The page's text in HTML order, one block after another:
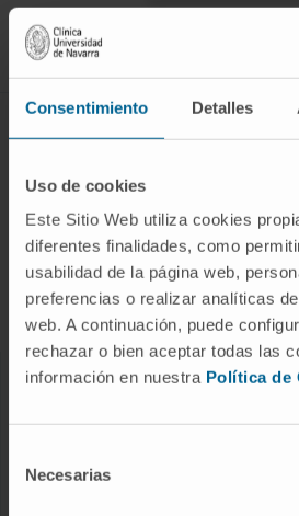
Consentimiento Detalles
Uso de cookies
Este Sitio Web utiliza cookies
diferentes finalidades, como
usabilidad de la página web,
preferencias o realizar analíticas
web. A continuación, puede
rechazar o bien aceptar todas las
información en nuestra Política de
Necesarias
ENFERMEDADES Y
Enfermedades
Pruebas diagnósticas
Tratamientos
Cuidados en casa
Chequeos y salud
Conozca a los profesionales